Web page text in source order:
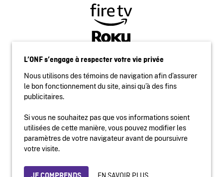
Accessibilité
Protection des renseignements personnels
L’ONF s’engage à respecter votre vie privée
Nous utilisons des témoins de navigation afin d’assurer
le bon fonctionnement du site, ainsi qu’à des fins
publicitaires.
Si vous ne souhaitez pas que vos informations soient
utilisées de cette manière, vous pouvez modifier les
paramètres de votre navigateur avant de poursuivre
votre visite.